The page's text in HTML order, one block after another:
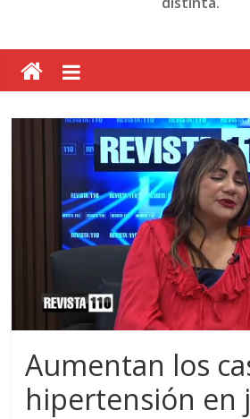
Aumentan los
hipertensión en